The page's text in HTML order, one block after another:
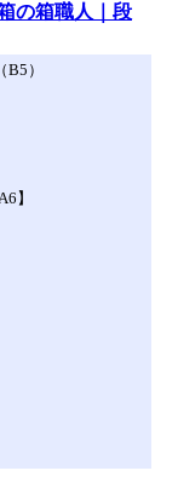
の箱職人｜段
）
】